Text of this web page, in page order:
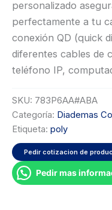
personalizado
perfectamente a tu
conexión QD (quick
diferentes cables de
teléfono IP,
SKU: 783P6AA#ABA
Categoría: Diademas
Etiqueta: poly
Pedir cotizacion de
Pedir mas